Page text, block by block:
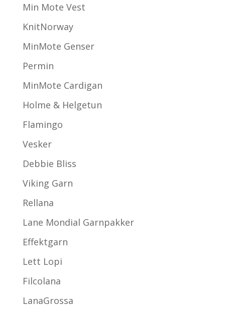
Min Mote Vest
KnitNorway
MinMote Genser
Permin
MinMote Cardigan
Holme & Helgetun
Flamingo
Vesker
Debbie Bliss
Viking Garn
Rellana
Lane Mondial Garnpakker
Effektgarn
Lett Lopi
Filcolana
LanaGrossa